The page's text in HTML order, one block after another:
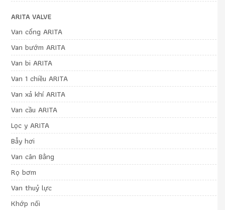
ARITA VALVE
Van cổng ARITA
Van bướm ARITA
Van bi ARITA
Van 1 chiều ARITA
Van xả khí ARITA
Van cầu ARITA
Lọc y ARITA
Bẫy hơi
Van cân Bằng
Rọ bơm
Van thuỷ lực
Khớp nối